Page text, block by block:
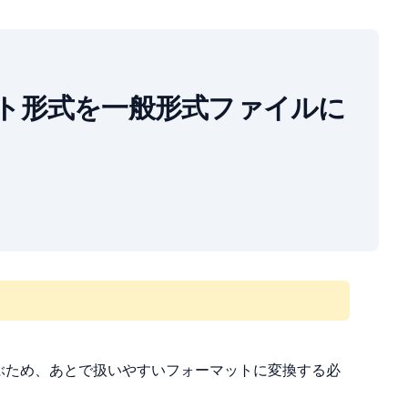
式を一般形式ファイルに
め、あとで扱いやすいフォーマットに変換する必